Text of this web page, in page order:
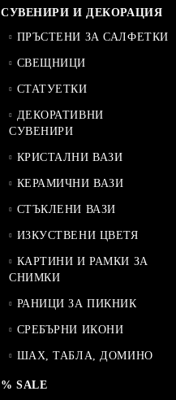
СУВЕНИРИ И ДЕКОРАЦИЯ
ПРЪСТЕНИ ЗА САЛФЕТКИ
СВЕЩНИЦИ
СТАТУЕТКИ
ДЕКОРАТИВНИ
СУВЕНИРИ
КРИСТАЛНИ ВАЗИ
КЕРАМИЧНИ ВАЗИ
СТЪКЛЕНИ ВАЗИ
ИЗКУСТВЕНИ ЦВЕТЯ
КАРТИНИ И РАМКИ ЗА
СНИМКИ
РАНИЦИ ЗА ПИКНИК
СРЕБЪРНИ ИКОНИ
ШАХ, ТАБЛА, ДОМИНО
% SALE